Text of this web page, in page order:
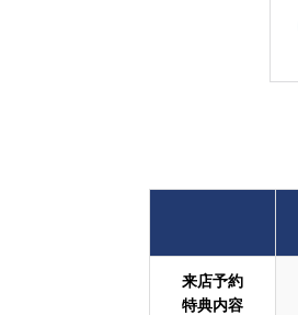
来店予約
特典内容